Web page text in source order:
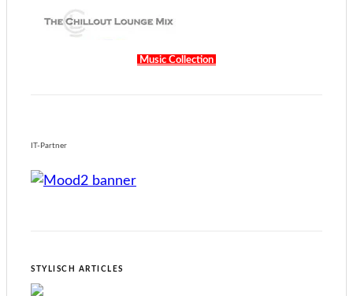
Music Collection
IT-Partner
STYLISCH ARTICLES